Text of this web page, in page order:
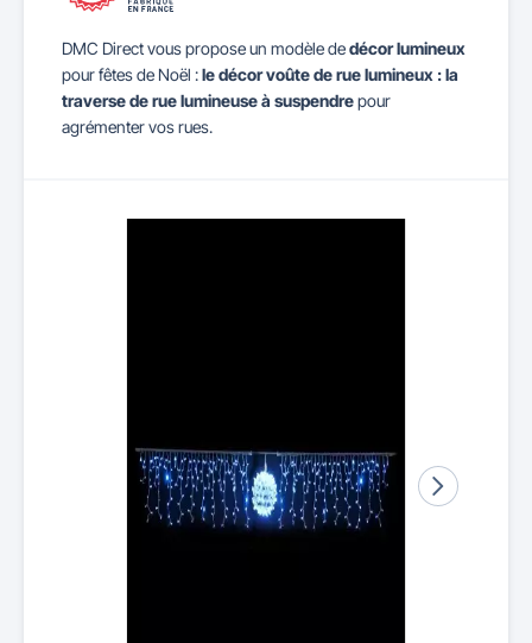
DMC Direct vous propose un modèle dedécor lumineux
pour fêtes de Noël :le décor voûte de rue lumineux : la
traverse de rue lumineuse à suspendrepour
agrémenter vos rues.